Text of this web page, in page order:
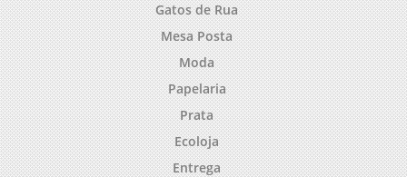
Gatos de Rua
Mesa Posta
Moda
Papelaria
Prata
Ecoloja
Entrega